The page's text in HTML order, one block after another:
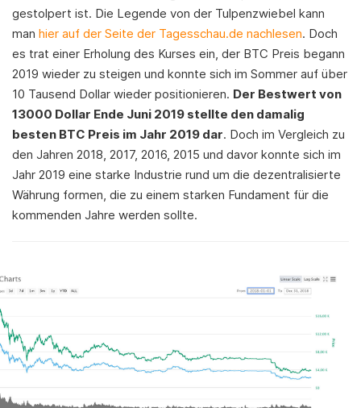
gestolpert ist. Die Legende von der Tulpenzwiebel kann
man hier auf der Seite der Tagesschau.de nachlesen. Doch
es trat einer Erholung des Kurses ein, der BTC Preis begann
2019 wieder zu steigen und konnte sich im Sommer auf über
10 Tausend Dollar wieder positionieren. Der Bestwert von
13000 Dollar Ende Juni 2019 stellte den damalig
besten BTC Preis im Jahr 2019 dar. Doch im Vergleich zu
den Jahren 2018, 2017, 2016, 2015 und davor konnte sich im
Jahr 2019 eine starke Industrie rund um die dezentralisierte
Währung formen, die zu einem starken Fundament für die
kommenden Jahre werden sollte.